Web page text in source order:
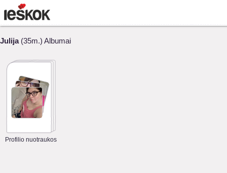
Julija(35m.) Albumai
Profilio nuotraukos